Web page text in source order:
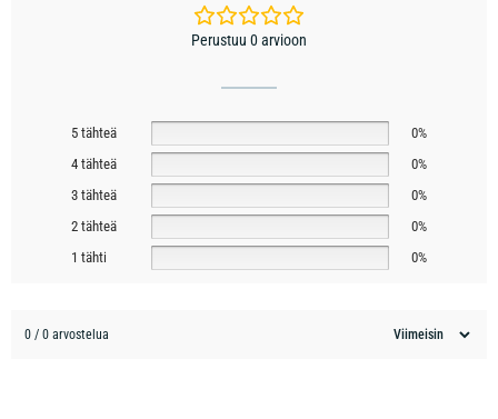
Perustuu 0 arvioon
5 tähteä
0%
4 tähteä
0%
3 tähteä
0%
2 tähteä
0%
1 tähti
0%
0 / 0 arvostelua